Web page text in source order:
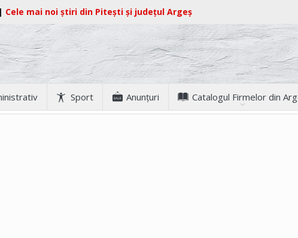
Cele mai noi știri din Pitești și județul Argeș
Sport Anunţuri Catalogul Firmelor din